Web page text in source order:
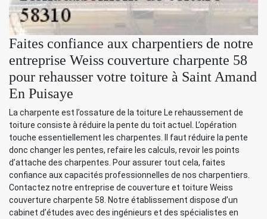
Faites confiance aux charpentiers de notre
entreprise Weiss couverture charpente 58
pour rehausser votre toiture à Saint Amand
En Puisaye
La charpente est l’ossature de la toiture Le rehaussement de
toiture consiste à réduire la pente du toit actuel. L’opération
touche essentiellement les charpentes. Il faut réduire la pente
donc changer les pentes, refaire les calculs, revoir les points
d’attache des charpentes. Pour assurer tout cela, faites
confiance aux capacités professionnelles de nos charpentiers.
Contactez notre entreprise de couverture et toiture Weiss
couverture charpente 58. Notre établissement dispose d’un
cabinet d’études avec des ingénieurs et des spécialistes en